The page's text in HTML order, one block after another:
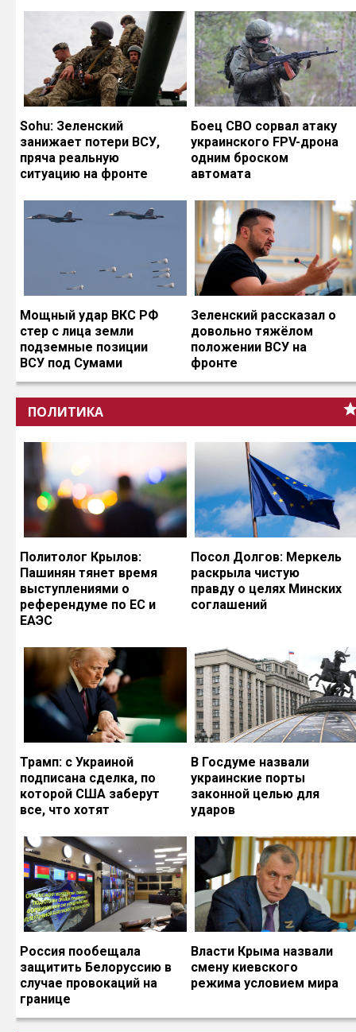
Sohu: Зеленский
занижает потери ВСУ,
пряча реальную
ситуацию на фронте
Боец СВО сорвал атаку
украинского FPV-дрона
одним броском
автомата
Мощный удар ВКС РФ
стер с лица земли
подземные позиции
ВСУ под Сумами
Зеленский рассказал о
довольно тяжёлом
положении ВСУ на
фронте
ПОЛИТИКА
Политолог Крылов:
Пашинян тянет время
выступлениями о
референдуме по ЕС и
ЕАЭС
Посол Долгов: Меркель
раскрыла чистую
правду о целях Минских
соглашений
Трамп: с Украиной
подписана сделка, по
которой США заберут
все, что хотят
В Госдуме назвали
украинские порты
законной целью для
ударов
Россия пообещала
защитить Белоруссию в
случае провокаций на
границе
Власти Крыма назвали
смену киевского
режима условием мира